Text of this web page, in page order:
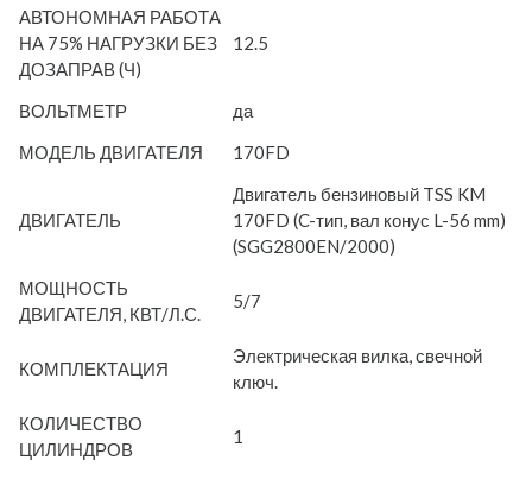
АВТОНОМНАЯ РАБОТА
НА 75% НАГРУЗКИ БЕЗ
ДОЗАПРАВ (Ч)
12.5
ВОЛЬТМЕТР
да
МОДЕЛЬ ДВИГАТЕЛЯ
170FD
ДВИГАТЕЛЬ
Двигатель бензиновый TSS KM
170FD (C-тип, вал конус L-56 mm)
(SGG2800EN/2000)
МОЩНОСТЬ
ДВИГАТЕЛЯ, КВТ/Л.С.
5/7
КОМПЛЕКТАЦИЯ
Электрическая вилка, свечной
ключ.
КОЛИЧЕСТВО
ЦИЛИНДРОВ
1